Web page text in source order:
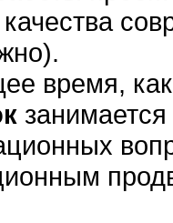
качества
время,